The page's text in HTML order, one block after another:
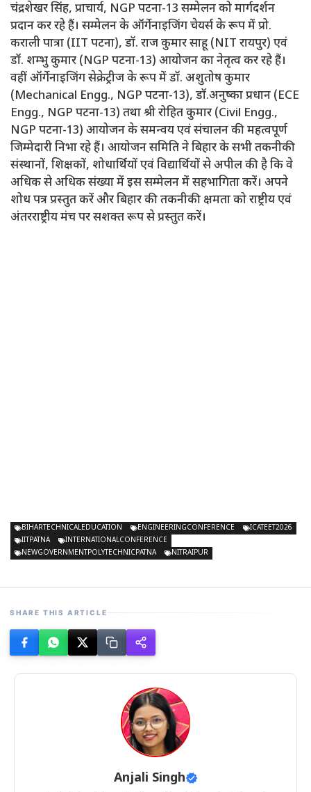
चंद्रशेखर सिंह, प्राचार्य, NGP पटना-13 सम्मेलन को मार्गदर्शन
प्रदान कर रहे हैं। सम्मेलन के ऑर्गेनाइजिंग चेयर्स के रूप में प्रो.
कराली पात्रा (IIT पटना), डॉ. राज कुमार साहू (NIT रायपुर) एवं
डॉ. शम्भु कुमार (NGP पटना-13) आयोजन का नेतृत्व कर रहे हैं।
वहीं ऑर्गेनाइजिंग सेक्रेट्रीज के रूप में डॉ. अशुतोष कुमार
(Mechanical Engg., NGP पटना-13), डॉ.अनुष्का प्रधान (ECE
Engg., NGP पटना-13) तथा श्री रोहित कुमार (Civil Engg.,
NGP पटना-13) आयोजन के समन्वय एवं संचालन की महत्वपूर्ण
जिम्मेदारी निभा रहे हैं। आयोजन समिति ने बिहार के सभी तकनीकी
संस्थानों, शिक्षकों, शोधार्थियों एवं विद्यार्थियों से अपील की है कि वे
अधिक से अधिक संख्या में इस सम्मेलन में सहभागिता करें। अपने
शोध पत्र प्रस्तुत करें और बिहार की तकनीकी क्षमता को राष्ट्रीय एवं
अंतरराष्ट्रीय मंच पर सशक्त रूप से प्रस्तुत करें।
BIHARTECHNICALEDUCATION ENGINEERINGCONFERENCE
ICATEET2026
IITPATNA
INTERNATIONALCONFERENCE
NEWGOVERNMENTPOLYTECHNICPATNA
NITRAIPUR
SHARE THIS ARTICLE
Anjali Singh